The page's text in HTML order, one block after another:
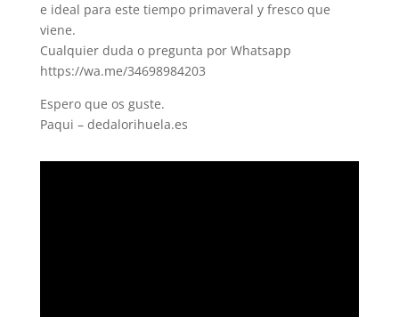
e ideal para este tiempo primaveral y fresco que
viene.
Cualquier duda o pregunta por Whatsapp
https://wa.me/34698984203
Espero que os guste.
Paqui – dedalorihuela.es